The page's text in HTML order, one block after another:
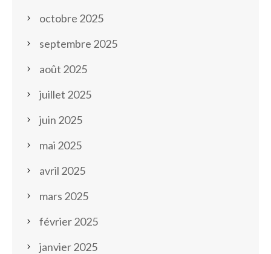
octobre 2025
septembre 2025
août 2025
juillet 2025
juin 2025
mai 2025
avril 2025
mars 2025
février 2025
janvier 2025